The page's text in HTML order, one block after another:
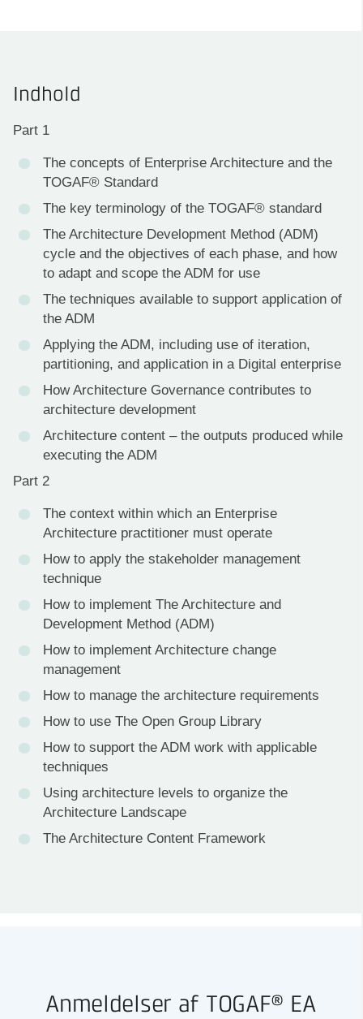
Indhold
Part 1
The concepts of Enterprise Architecture and the
TOGAF® Standard
The key terminology of the TOGAF® standard
The Architecture Development Method (ADM)
cycle and the objectives of each phase, and how
to adapt and scope the ADM for use
The techniques available to support application of
the ADM
Applying the ADM, including use of iteration,
partitioning, and application in a Digital enterprise
How Architecture Governance contributes to
architecture development
Architecture content – the outputs produced while
executing the ADM
Part 2
The context within which an Enterprise
Architecture practitioner must operate
How to apply the stakeholder management
technique
How to implement The Architecture and
Development Method (ADM)
How to implement Architecture change
management
How to manage the architecture requirements
How to use The Open Group Library
How to support the ADM work with applicable
techniques
Using architecture levels to organize the
Architecture Landscape
The Architecture Content Framework
Anmeldelser af TOGAF® EA